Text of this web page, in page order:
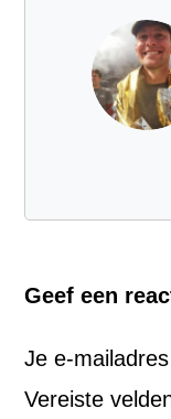
Geef een
Je e-
Vereiste